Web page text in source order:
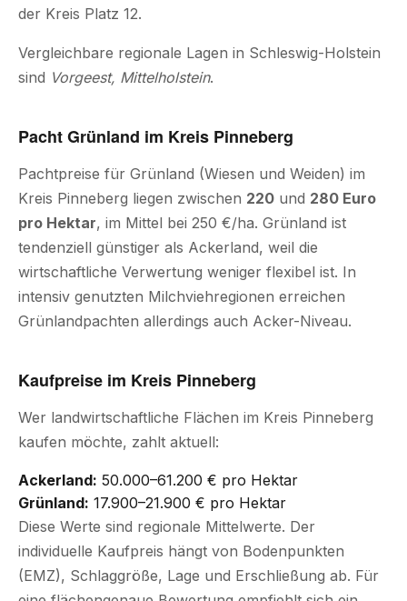
der Kreis Platz 12.
Vergleichbare regionale Lagen in Schleswig-Holstein
sind Vorgeest, Mittelholstein.
Pacht Grünland im Kreis Pinneberg
Pachtpreise für Grünland (Wiesen und Weiden) im
Kreis Pinneberg liegen zwischen 220 und 280 Euro
pro Hektar, im Mittel bei 250 €/ha. Grünland ist
tendenziell günstiger als Ackerland, weil die
wirtschaftliche Verwertung weniger flexibel ist. In
intensiv genutzten Milchviehregionen erreichen
Grünlandpachten allerdings auch Acker-Niveau.
Kaufpreise im Kreis Pinneberg
Wer landwirtschaftliche Flächen im Kreis Pinneberg
kaufen möchte, zahlt aktuell:
Ackerland: 50.000–61.200 € pro Hektar
Grünland: 17.900–21.900 € pro Hektar
Diese Werte sind regionale Mittelwerte. Der
individuelle Kaufpreis hängt von Bodenpunkten
(EMZ), Schlaggröße, Lage und Erschließung ab. Für